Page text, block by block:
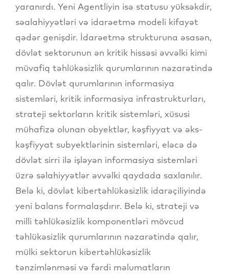
yaranırdı. Yeni Agentliyin isə statusu yüksəkdir,
səalahiyyətləri və idarəetmə modeli kifayət
qədər genişdir. İdarəetmə strukturuna əsasən,
dövlət sektorunun ən kritik hissəsi əvvəlki kimi
müvafiq təhlükəsizlik qurumlarının nəzarətində
qalır. Dövlət qurumlarının informasiya
sistemləri, kritik informasiya infrastrukturları,
strateji sektorların kritik sistemləri, xüsusi
mühafizə olunan obyektlər, kəşfiyyat və əks-
kəşfiyyat subyektlərinin sistemləri, eləcə də
dövlət sirri ilə işləyən informasiya sistemləri
üzrə səlahiyyətlər əvvəlki qaydada saxlanılır.
Belə ki, dövlət kibertəhlükəsizlik idarəçiliyində
yeni balans formalaşdırır. Belə ki, strateji və
milli təhlükəsizlik komponentləri mövcud
təhlükəsizlik qurumlarının nəzarətində qalır,
mülki sektorun kibertəhlükəsizlik
tənzimlənməsi və fərdi məlumatların